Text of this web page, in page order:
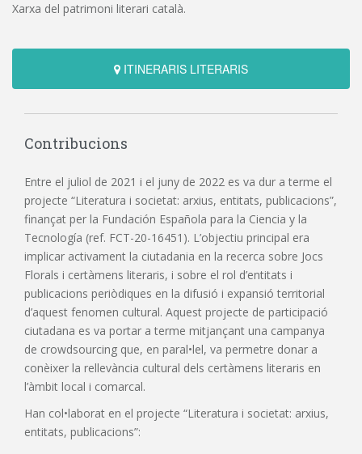
Xarxa del patrimoni literari català.
ITINERARIS LITERARIS
Contribucions
Entre el juliol de 2021 i el juny de 2022 es va dur a terme el
projecte “Literatura i societat: arxius, entitats, publicacions”,
finançat per la Fundación Española para la Ciencia y la
Tecnología (ref. FCT-20-16451). L’objectiu principal era
implicar activament la ciutadania en la recerca sobre Jocs
Florals i certàmens literaris, i sobre el rol d’entitats i
publicacions periòdiques en la difusió i expansió territorial
d’aquest fenomen cultural. Aquest projecte de participació
ciutadana es va portar a terme mitjançant una campanya
de crowdsourcing que, en paral•lel, va permetre donar a
conèixer la rellevància cultural dels certàmens literaris en
l’àmbit local i comarcal.
Han col•laborat en el projecte “Literatura i societat: arxius,
entitats, publicacions”: